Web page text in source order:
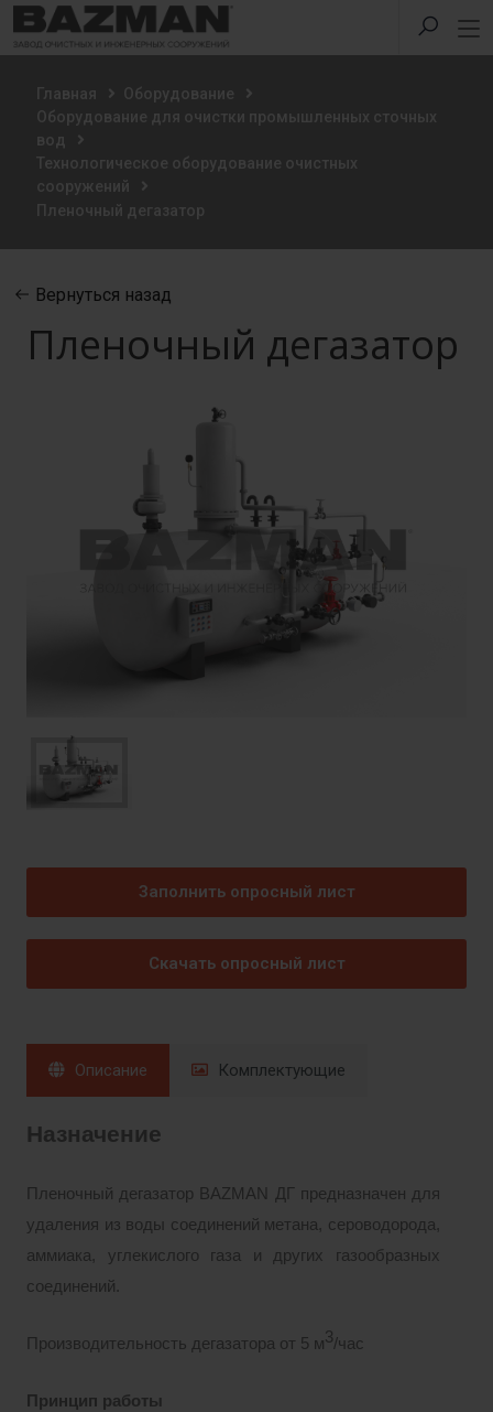
Главная
Оборудование
Оборудование для очистки промышленных сточных
вод
Технологическое оборудование очистных
сооружений
Пленочный дегазатор
Вернуться назад
Пленочный дегазатор
Заполнить опросный лист
Скачать опросный лист
Описание Комплектующие
Назначение
Пленочный дегазатор BAZMAN ДГ предназначен для
удаления из воды соединений метана, сероводорода,
аммиака, углекислого газа и других газообразных
соединений.
Производительность дегазатора от 5 м3/час
Принцип работы